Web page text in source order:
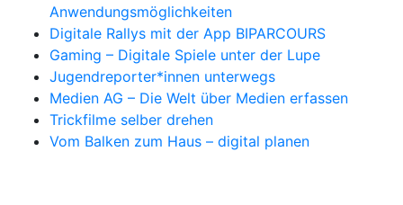
Anwendungsmöglichkeiten
Digitale Rallys mit der App BIPARCOURS
Gaming – Digitale Spiele unter der Lupe
Jugendreporter*innen unterwegs
Medien AG – Die Welt über Medien erfassen
Trickfilme selber drehen
Vom Balken zum Haus – digital planen